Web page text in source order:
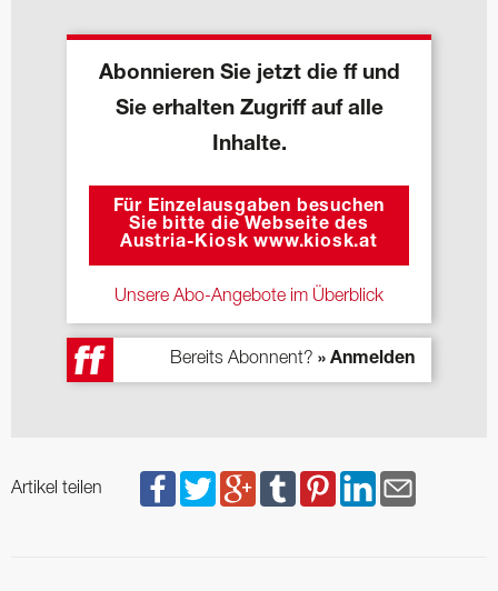
Abonnieren Sie jetzt die ff und
Sie erhalten Zugriff auf alle
Inhalte.
Für Einzelausgaben besuchen
Sie bitte die Webseite des
Austria-Kiosk www.kiosk.at
Unsere Abo-Angebote im Überblick
Bereits Abonnent? » Anmelden
Artikel teilen